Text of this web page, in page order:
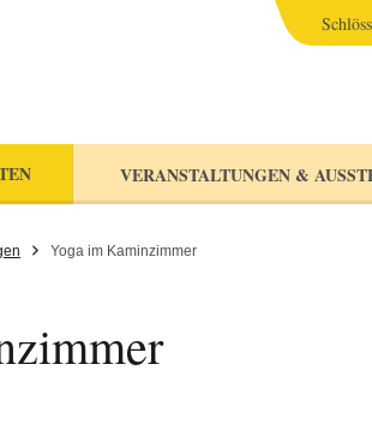
VERANSTALTUNGEN &
Yoga im Kaminzimmer